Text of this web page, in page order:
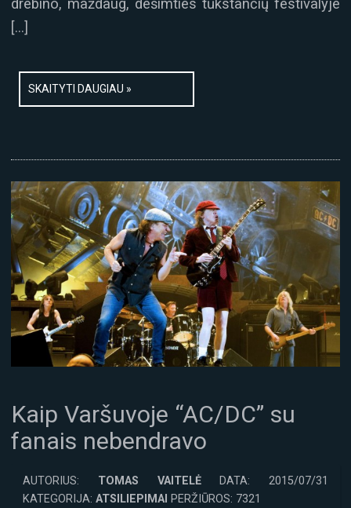
drebino, maždaug, dešimties tūkstančių festivalyje
[…]
SKAITYTI DAUGIAU »
Kaip Varšuvoje “AC/DC” su
fanais nebendravo
AUTORIUS: TOMAS VAITELĖDATA: 2015/07/31
KATEGORIJA: ATSILIEPIMAI PERŽIŪROS: 7321